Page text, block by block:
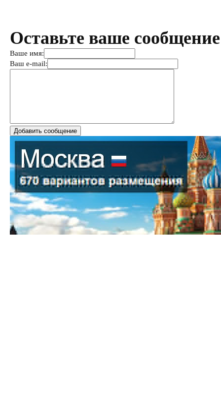
Оставьте ваше
Ваше имя:
Ваш e-mail: